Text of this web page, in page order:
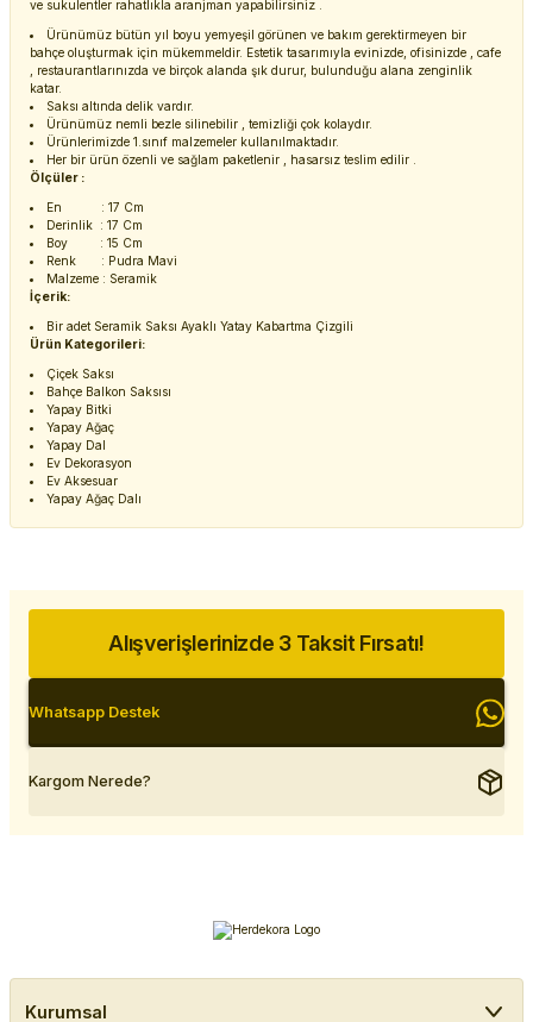
ve sukulentler rahatlıkla aranjman yapabilirsiniz .
Ürünümüz bütün yıl boyu yemyeşil görünen ve bakım gerektirmeyen bir
bahçe oluşturmak için mükemmeldir. Estetik tasarımıyla evinizde, ofisinizde , cafe
, restaurantlarınızda ve birçok alanda şık durur, bulunduğu alana zenginlik
katar.
Saksı altında delik vardır.
Ürünümüz nemli bezle silinebilir , temizliği çok kolaydır.
Ürünlerimizde 1.sınıf malzemeler kullanılmaktadır.
Her bir ürün özenli ve sağlam paketlenir , hasarsız teslim edilir .
Ölçüler :
En : 17 Cm
Derinlik : 17 Cm
Boy : 15 Cm
Renk : Pudra Mavi
Malzeme : Seramik
İçerik:
Bir adet Seramik Saksı Ayaklı Yatay Kabartma Çizgili
Ürün Kategorileri:
Çiçek Saksı
Bahçe Balkon Saksısı
Yapay Bitki
Yapay Ağaç
Yapay Dal
Ev Dekorasyon
Ev Aksesuar
Yapay Ağaç Dalı
Alışverişlerinizde 3 Taksit Fırsatı!
Whatsapp Destek
Kargom Nerede?
Kurumsal